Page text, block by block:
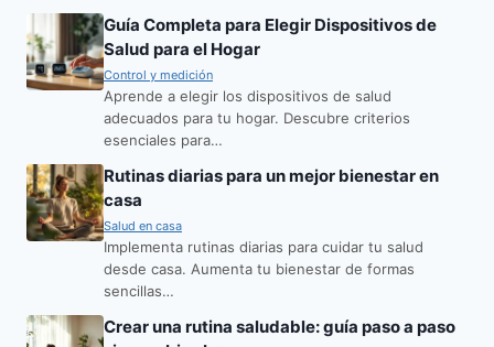
Guía Completa para Elegir Dispositivos de
Salud para el Hogar
Control y medición
Aprende a elegir los dispositivos de salud
adecuados para tu hogar. Descubre criterios
esenciales para…
Rutinas diarias para un mejor bienestar en
casa
Salud en casa
Implementa rutinas diarias para cuidar tu salud
desde casa. Aumenta tu bienestar de formas
sencillas…
Crear una rutina saludable: guía paso a paso